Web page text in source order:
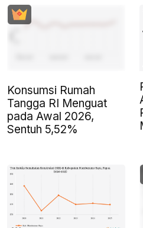
Konsumsi Rumah
Tangga RI Menguat
pada Awal 2026,
Sentuh 5,52%